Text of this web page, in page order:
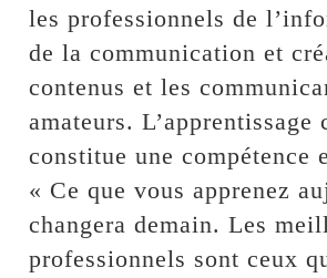
les professionnels de
de la communication et
contenus et les
amateurs. L’apprentissage
constitue une compétence
« Ce que vous apprenez
changera demain. Les
professionnels sont ceux